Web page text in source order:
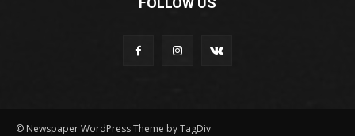
© Newspaper WordPress Theme by TagDiv